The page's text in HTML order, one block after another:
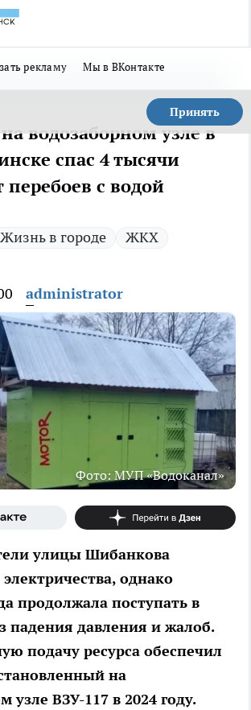
рекламу Мы в ВКонтакте
Принять
водозаборном узле в
спас 4 тысячи
перебоев с водой
Жизнь в городе ЖКХ
administrator
Фото: МУП «Водоканал»
улицы Шибанкова
электричества, однако
продолжала поступать в
падения давления и жалоб.
подачу ресурса обеспечил
на
узле ВЗУ-117 в 2024 году.